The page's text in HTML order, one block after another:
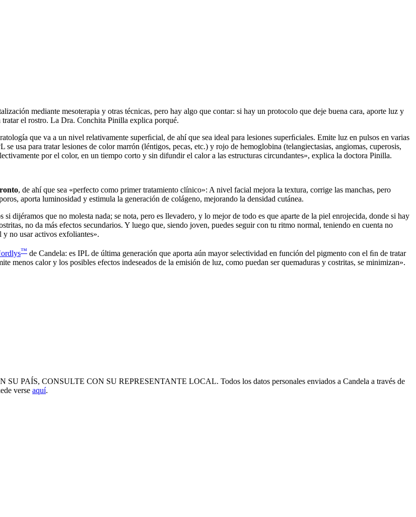
mediante mesoterapia y otras técnicas, pero hay algo que contar: si hay un protocolo que deje buena cara, aporte luz y
tratar el rostro. La Dra. Conchita Pinilla explica porqué.
que va a un nivel relativamente superﬁcial, de ahí que sea ideal para lesiones superﬁciales. Emite luz en pulsos en varias
usa para tratar lesiones de color marrón (léntigos, pecas, etc.) y rojo de hemoglobina (telangiectasias, angiomas, cuperosis,
por el color, en un tiempo corto y sin difundir el calor a las estructuras circundantes», explica la doctora Pinilla.
, de ahí que sea «perfecto como primer tratamiento clínico»: A nivel facial mejora la textura, corrige las manchas, pero
aporta luminosidad y estimula la generación de colágeno, mejorando la densidad cutánea.
si dijéramos que no molesta nada; se nota, pero es llevadero, y lo mejor de todo es que aparte de la piel enrojecida, donde si hay
no da más efectos secundarios. Y luego que, siendo joven, puedes seguir con tu ritmo normal, teniendo en cuenta no
no usar activos exfoliantes».
™ de Candela: es IPL de última generación que aporta aún mayor selectividad en función del pigmento con el ﬁn de tratar
menos calor y los posibles efectos indeseados de la emisión de luz, como puedan ser quemaduras y costritas, se minimizan».
PAÍS, CONSULTE CON SU REPRESENTANTE LOCAL. Todos los datos personales enviados a Candela a través de
verse aquí.